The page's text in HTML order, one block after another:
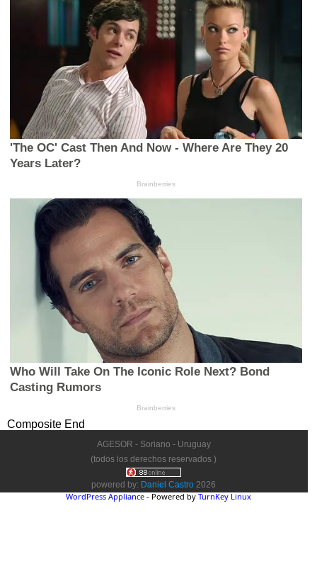
Composite End
AGESOR - Soriano - Uruguay
(todos los derechos reservados )
powered by: Daniel Castro 2026
WordPress Appliance - Powered by TurnKey Linux